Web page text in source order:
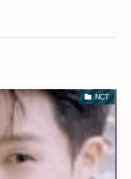
NCT